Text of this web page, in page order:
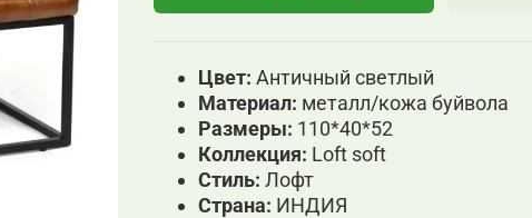
Цвет: Античный светлый
Материал: металл/кожа буйвола
Размеры: 110*40*52
Коллекция: Loft soft
Cтиль: Лофт
Страна: ИНДИЯ